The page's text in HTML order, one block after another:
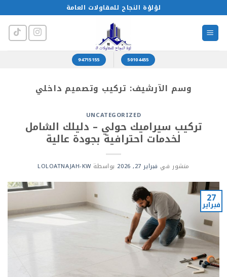
للمحتوى
لؤلؤة النجاح للمقاولات العامة
50104455
94715155
وسم الآرشيف: تركيب وتصميم داخلي
UNCATEGORIZED
تركيب سيراميك حولي – دليلك الشامل
لخدمات احترافية بجودة عالية
منشور في فبراير 27, 2026 بواسطةLOLOATNAJAH-KW
27
فبراير